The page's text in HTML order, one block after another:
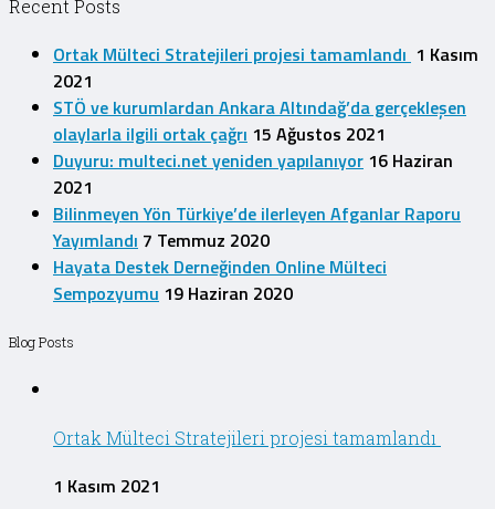
Recent Posts
Ortak Mülteci Stratejileri projesi tamamlandı 1 Kasım
2021
STÖ ve kurumlardan Ankara Altındağ’da gerçekleşen
olaylarla ilgili ortak çağrı 15 Ağustos 2021
Duyuru: multeci.net yeniden yapılanıyor 16 Haziran
2021
Bilinmeyen Yön Türkiye’de ilerleyen Afganlar Raporu
Yayımlandı 7 Temmuz 2020
Hayata Destek Derneğinden Online Mülteci
Sempozyumu 19 Haziran 2020
Blog Posts
Ortak Mülteci Stratejileri projesi tamamlandı
1 Kasım 2021